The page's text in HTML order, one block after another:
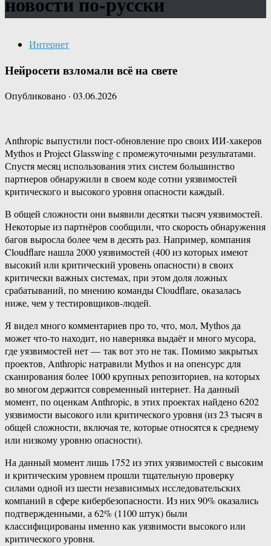
Интернет
Нейросети взломали всё на свете
Опубликовано · 03.06.2026
Anthropic выпустили пост-обновление про своих ИИ-хакеров
Mythos и Project Glasswing с промежуточными результатами.
Спустя месяц использования этих систем большинство
партнеров обнаружили в своем коде сотни уязвимостей
критического и высокого уровня опасности каждый.
В общей сложности они выявили десятки тысяч уязвимостей.
Некоторые из партнёров сообщили, что скорость обнаружения
багов выросла более чем в десять раз. Например, компания
Cloudflare нашла 2000 уязвимостей (400 из которых имеют
высокий или критический уровень опасности) в своих
критически важных системах, при этом доля ложных
срабатываний, по мнению команды Cloudflare, оказалась
ниже, чем у тестировщиков-людей.
Я видел много комментариев про то, что, мол, Mythos да
может что-то находит, но наверняка выдаёт и много мусора,
где уязвимостей нет — так вот это не так. Помимо закрытых
проектов, Anthropic натравили Mythos и на опенсурс для
сканирования более 1000 крупных репозиториев, на которых
во многом держится современный интернет. На данный
момент, по оценкам Anthropic, в этих проектах найдено 6202
уязвимости высокого или критического уровня (из 23 тысяч в
общей сложности, включая те, которые относятся к среднему
или низкому уровню опасности).
На данный момент лишь 1752 из этих уязвимостей с высоким
и критическим уровнем прошли тщательную проверку
силами одной из шести независимых исследовательских
компаний в сфере кибербезопасности. Из них 90% оказались
подтвержденными, а 62% (1100 штук) были
классифицированы именно как уязвимости высокого или
критического уровня.